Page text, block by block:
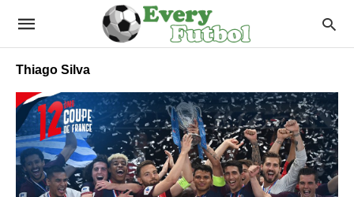
Thiago Silva